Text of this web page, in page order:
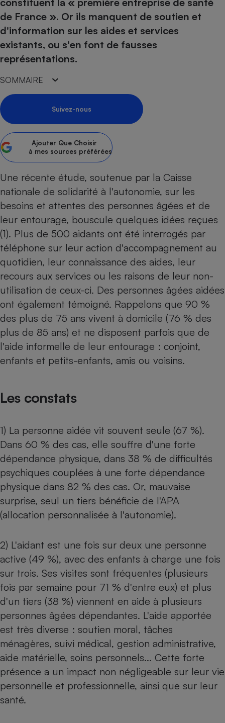
de France ». Or ils manquent de soutien et
d'information sur les aides et services
existants, ou s'en font de fausses
représentations.
SOMMAIRE
Suivez-nous
Ajouter Que Choisir
à mes sources préférées
Une récente étude, soutenue par la Caisse
nationale de solidarité à l'autonomie, sur les
besoins et attentes des personnes âgées et de
leur entourage, bouscule quelques idées reçues
(1). Plus de 500 aidants ont été interrogés par
téléphone sur leur action d'accompagnement au
quotidien, leur connaissance des aides, leur
recours aux services ou les raisons de leur non-
utilisation de ceux-ci. Des personnes âgées aidées
ont également témoigné. Rappelons que 90 %
des plus de 75 ans vivent à domicile (76 % des
plus de 85 ans) et ne disposent parfois que de
l'aide informelle de leur entourage : conjoint,
enfants et petits-enfants, amis ou voisins.
Les constats
1) La personne aidée vit souvent seule (67 %).
Dans 60 % des cas, elle souffre d'une forte
dépendance physique, dans 38 % de difficultés
psychiques couplées à une forte dépendance
physique dans 82 % des cas. Or, mauvaise
surprise, seul un tiers bénéficie de l'APA
(allocation personnalisée à l'autonomie).
2) L'aidant est une fois sur deux une personne
active (49 %), avec des enfants à charge une fois
sur trois. Ses visites sont fréquentes (plusieurs
fois par semaine pour 71 % d'entre eux) et plus
d'un tiers (38 %) viennent en aide à plusieurs
personnes âgées dépendantes. L'aide apportée
est très diverse : soutien moral, tâches
ménagères, suivi médical, gestion administrative,
aide matérielle, soins personnels... Cette forte
présence a un impact non négligeable sur leur vie
personnelle et professionnelle, ainsi que sur leur
santé.
Sécurité - Hygiène
Complément
alimentaire
bouteille
Assurance
Banque - Crédit
Epargne - Fiscalité
Assurance emprunteur
Banque
Circulation routière
Contrôle technique -
Pièce détachée
Comparateur auto
Comparatif climatiseur
Comparatif aspirateur
Comparatif robot cuiseur
Comparatif centrale
Gros électroménager
Petit électroménager -
Plaque de cuisson à
induction
Climatiseur -
Ventilateur
Cafetière à expressos
Électricité - Gaz
Comparatif ordinateur
Comparatif ultrabook
Image et son
Informatique
Internet
Téléphonie
Téléviseur
Téléphone mobile -
Smartphone
Antivirus
Crédit immobilier
Aménagement
Produit d'entretien
Sécurité domestique
Matelas
Hygiène - Beauté
Maladie - Médecine -
Mutuelle
Choisir son fioul
Choisir son pellet
Comparateur assurance emprunteur
Energie Moins Chère Ensemble
Toutes les cartes interactives
connexion Internet